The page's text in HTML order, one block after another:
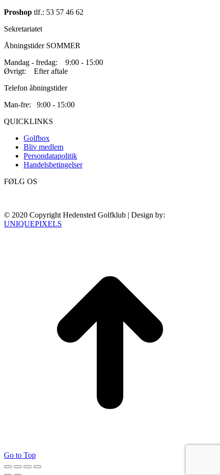
Proshop tlf.: 53 57 46 62
Sekretariatet
Åbningstider SOMMER
Mandag - fredag: 9:00 - 15:00
Øvrigt: Efter aftale
Telefon åbningstider
Man-fre: 9:00 - 15:00
QUICKLINKS
Golfbox
Bliv medlem
Persondatapolitik
Handelsbetingelser
FØLG OS
© 2020 Copyright Hedensted Golfklub | Design by:
UNIQUEPIXELS
Go to Top